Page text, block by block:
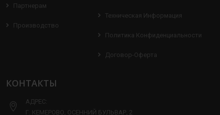
Партнерам
Производство
Техническая Информация
Политика Конфиденциальности
Договор-Оферта
КОНТАКТЫ
АДРЕС:
Г. КЕМЕРОВО, ОСЕННИЙ БУЛЬВАР, 2